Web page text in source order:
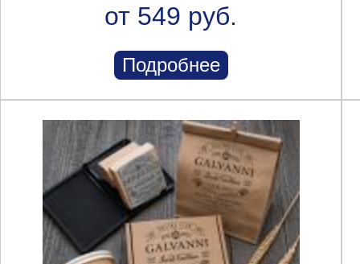
от 549 руб.
Подробнее